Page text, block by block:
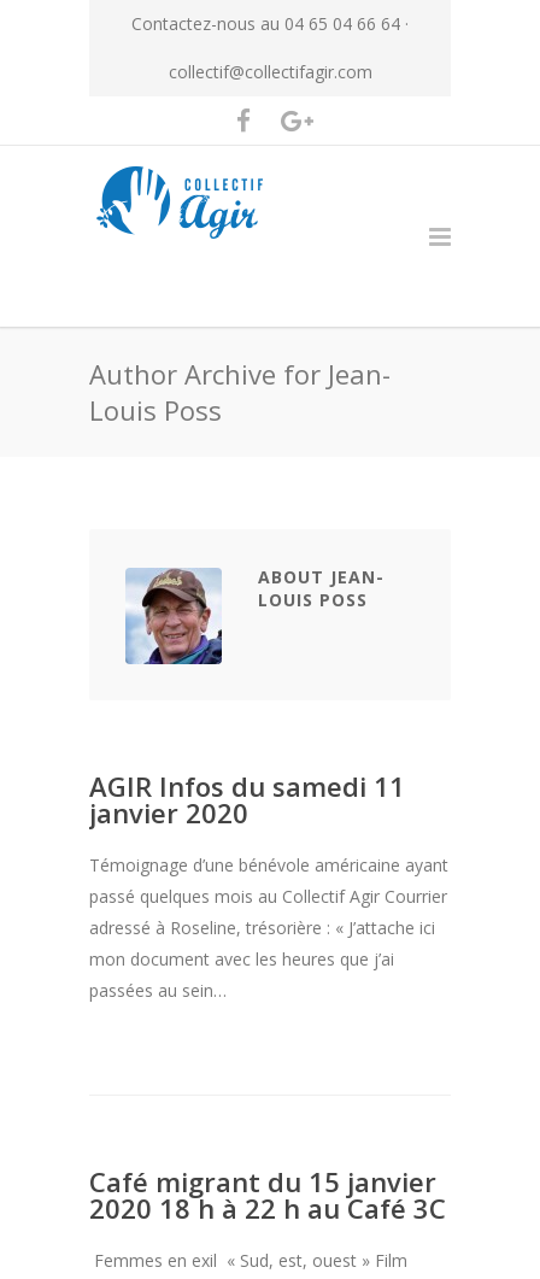
Contactez-nous au 04 65 04 66 64 ·
collectif@collectifagir.com
Author Archive for Jean-
Louis Poss
ABOUT JEAN-
LOUIS POSS
AGIR Infos du samedi 11
janvier 2020
Témoignage d’une bénévole américaine ayant
passé quelques mois au Collectif Agir Courrier
adressé à Roseline, trésorière : « J’attache ici
mon document avec les heures que j’ai
passées au sein…
Café migrant du 15 janvier
2020 18 h à 22 h au Café 3C
Femmes en exil « Sud, est, ouest » Film